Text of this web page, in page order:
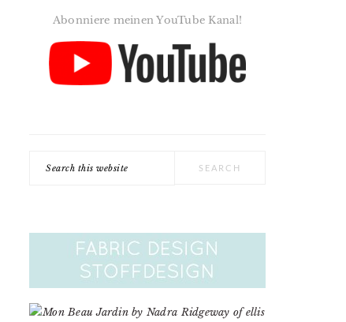
Abonniere meinen YouTube Kanal!